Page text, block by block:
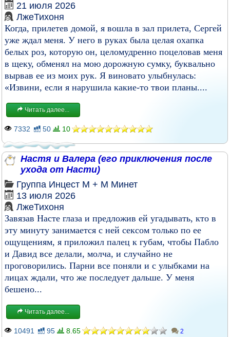
21 июля 2026
ЛжеТихоня
Когда, прилетев домой, я вошла в зал прилета, Сергей
уже ждал меня. У него в руках была целая охапка
белых роз, которую он, целомудренно поцеловав меня
в щеку, обменял на мою дорожную сумку, буквально
вырвав ее из моих рук. Я виновато улыбнулась:
«Извини, если я нарушила какие-то твои планы....
Читать далее...
7332 50 10
Настя и Валера (его приключения после
ухода от Насти)
Группа Инцест М + М Минет
13 июля 2026
ЛжеТихоня
Завязав Насте глаза и предложив ей угадывать, кто в
эту минуту занимается с ней сексом только по ее
ощущениям, я приложил палец к губам, чтобы Пабло
и Давид все делали, молча, и случайно не
проговорились. Парни все поняли и с улыбками на
лицах ждали, что же последует дальше. У меня
бешено...
Читать далее...
10491 95 8.65 2